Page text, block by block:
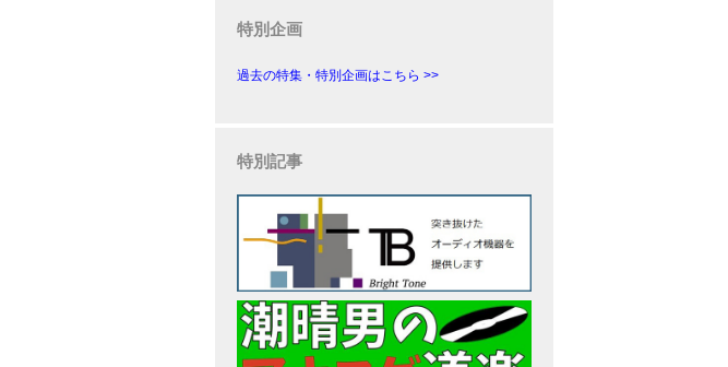
特別企画
過去の特集・特別企画はこちら >>
特別記事